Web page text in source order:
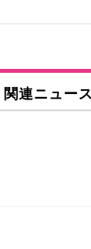
関連ニュース